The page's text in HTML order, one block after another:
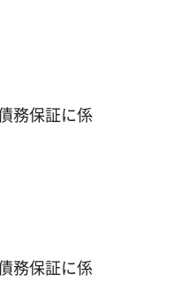
務保証に係
務保証に係